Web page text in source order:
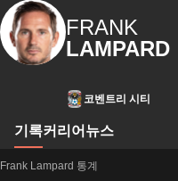
FRANK
LAMPARD
코벤트리 시티
기록커리어 뉴스
Frank Lampard 통계